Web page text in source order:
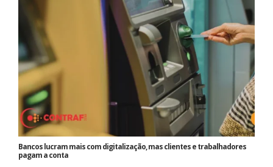
Bancos lucram mais com digitalização, mas clientes e trabalhadores
pagam a conta